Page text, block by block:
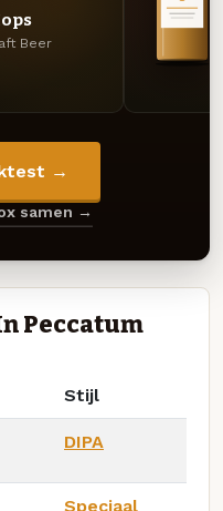
Beer
→
samen →
Peccatum
Stijl
DIPA
Speciaal